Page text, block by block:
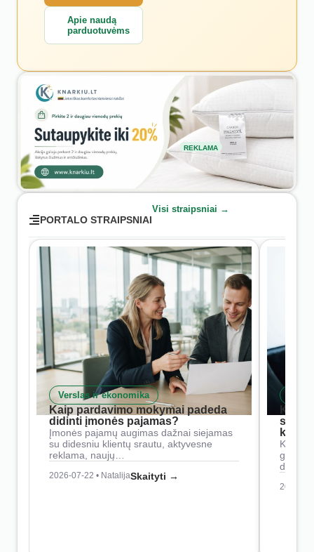
Apie naudą
parduotuvėms
REKLAMA
PORTALO STRAIPSNIAI
Visi straipsniai →
Verslas ir ekonomika
Kaip pardavimo mokymai padeda
didinti įmonės pajamas?
Įmonės pajamų augimas dažnai siejamas
su didesniu klientų srautu, aktyvesne
reklama, naujų…
2026-07-22 • NatalijaSkaityti →
Kaip
2026-